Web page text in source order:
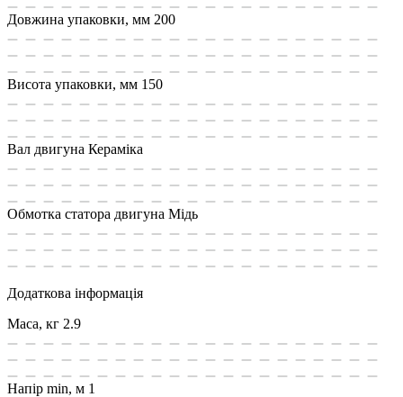
Довжина упаковки, мм 200
Висота упаковки, мм 150
Вал двигуна Кераміка
Обмотка статора двигуна Мідь
Додаткова інформація
Маса, кг 2.9
Напір min, м 1